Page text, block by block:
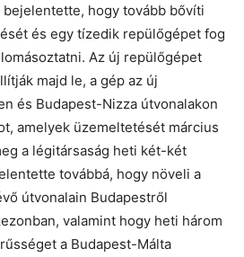
hogy tovább bővíti
és egy tízedik repülőgépet fog
Az új repülőgépet
majd le, a gép az új
és Budapest-Nizza útvonalakon
amelyek üzemeltetését március
a légitársaság heti két-két
továbbá, hogy növeli a
útvonalain Budapestről
valamint hogy heti három
a Budapest-Málta